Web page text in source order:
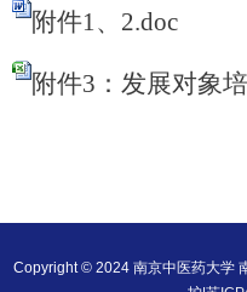
附件1、2.doc
附件3：发展对象
Copyright © 2024 南京中医药大学